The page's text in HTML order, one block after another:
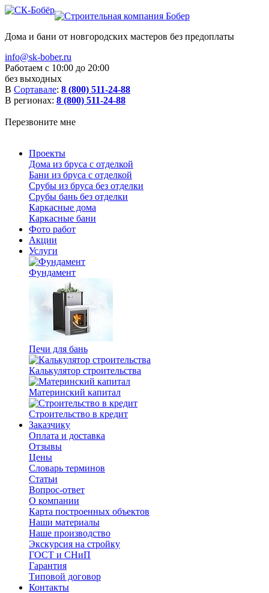
Дома и бани от новгородских мастеров без предоплаты
info@sk-bober.ru
Работаем с 10:00 до 20:00
без выходных
В Сортавале: 8 (800) 511-24-88
В регионах: 8 (800) 511-24-88
Перезвоните мне
Проекты
Дома из бруса с отделкой
Бани из бруса с отделкой
Срубы из бруса без отделки
Срубы бань без отделки
Каркасные дома
Каркасные бани
Фото работ
Акции
Услуги
Фундамент
Печи для бань
Калькулятор строительства
Материнский капитал
Строительство в кредит
Заказчику
Оплата и доставка
Отзывы
Цены
Словарь терминов
Статьи
Вопрос-ответ
О компании
Карта построенных объектов
Наши материалы
Наше производство
Экскурсия на стройку
ГОСТ и СНиП
Гарантия
Типовой договор
Контакты